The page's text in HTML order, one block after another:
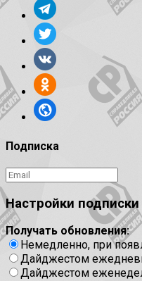
Подписка
Настройки подписки
Получать обновления:
Немедленно, при
Дайджестом
Дайджестом